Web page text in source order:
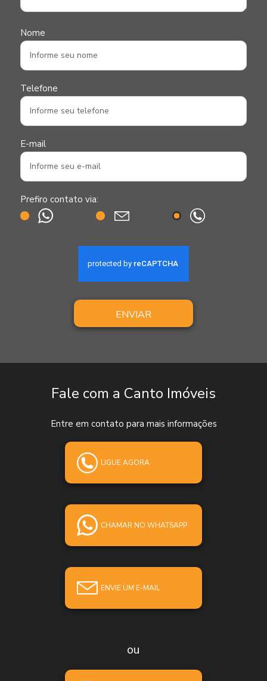
Nome
Telefone
E-mail
Prefiro contato via:
ENVIAR
Fale com a Canto Imóveis
Entre em contato para mais informações
LIGUE AGORA
CHAMAR NO WHATSAPP
ENVIE UM E-MAIL
ou